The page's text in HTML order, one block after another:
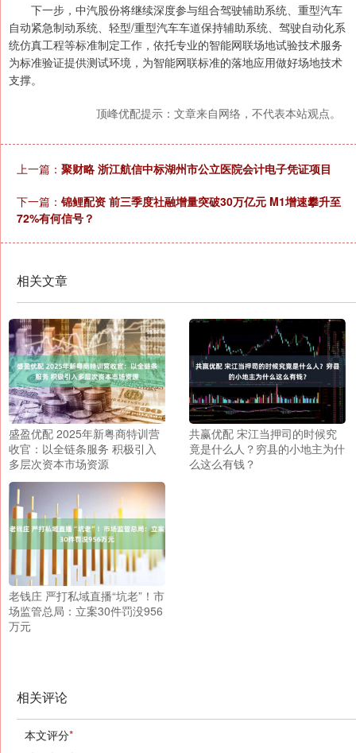
下一步，中汽股份将继续深度参与组合驾驶辅助系统、重型汽车
自动紧急制动系统、轻型/重型汽车车道保持辅助系统、驾驶自动化系
统仿真工程等标准制定工作，依托专业的智能网联场地试验技术服务
为标准验证提供测试环境，为智能网联标准的落地应用做好场地技术
支撑。
顶峰优配提示：文章来自网络，不代表本站观点。
上一篇： 聚财略 浙江航信中标湖州市公立医院会计电子凭证项目
下一篇： 锦鲤配资 前三季度社融增量突破30万亿元 M1增速攀升至
72%有何信号？
相关文章
盛盈优配 2025年新粤商特训营
收官：以全链条服务 积极引入
多层次资本市场资源
共赢优配 宋江当押司的时候究
竟是什么人？穷县的小地主为什
么这么有钱？
老钱庄 严打私域直播“坑老”！市
场监管总局：立案30件罚没956
万元
相关评论
本文评分*